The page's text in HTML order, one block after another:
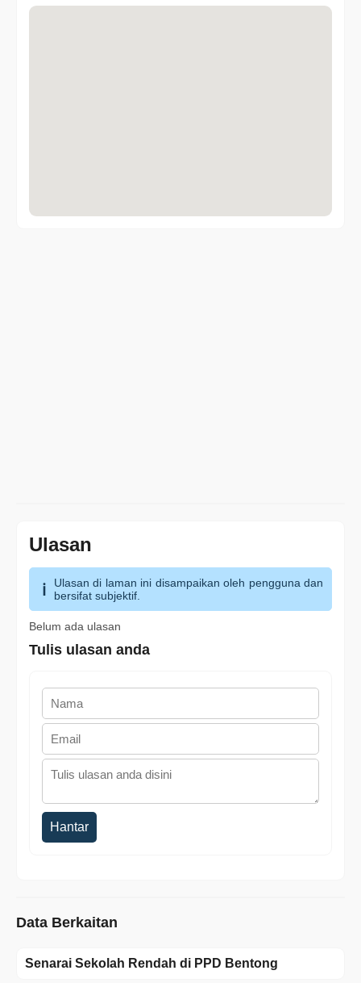
Ulasan
Ulasan di laman ini disampaikan oleh pengguna dan
bersifat subjektif.
Belum ada ulasan
Tulis ulasan anda
Hantar
Data Berkaitan
Senarai Sekolah Rendah di PPD Bentong